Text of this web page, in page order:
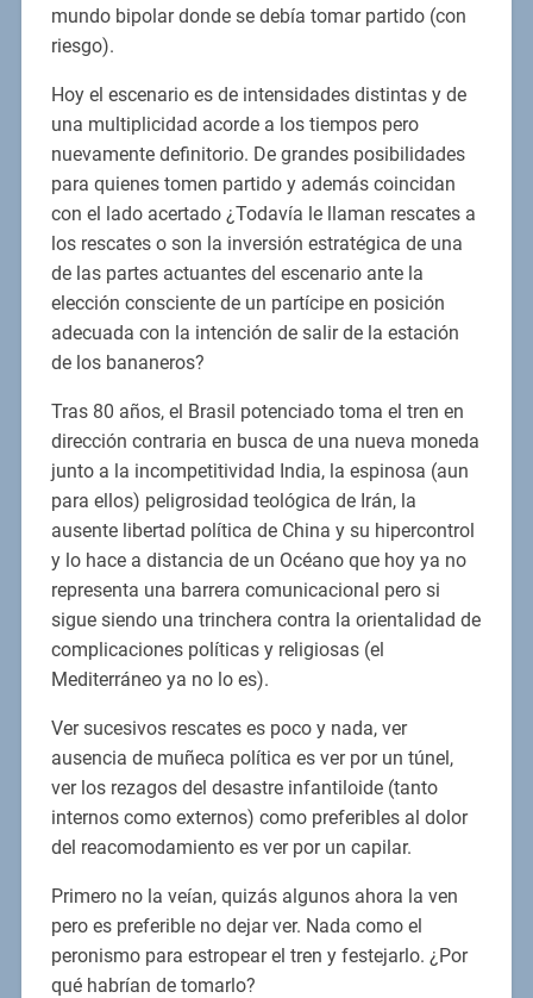
mundo bipolar donde se debía tomar partido (con
riesgo).
Hoy el escenario es de intensidades distintas y de
una multiplicidad acorde a los tiempos pero
nuevamente definitorio. De grandes posibilidades
para quienes tomen partido y además coincidan
con el lado acertado ¿Todavía le llaman rescates a
los rescates o son la inversión estratégica de una
de las partes actuantes del escenario ante la
elección consciente de un partícipe en posición
adecuada con la intención de salir de la estación
de los bananeros?
Tras 80 años, el Brasil potenciado toma el tren en
dirección contraria en busca de una nueva moneda
junto a la incompetitividad India, la espinosa (aun
para ellos) peligrosidad teológica de Irán, la
ausente libertad política de China y su hipercontrol
y lo hace a distancia de un Océano que hoy ya no
representa una barrera comunicacional pero si
sigue siendo una trinchera contra la orientalidad de
complicaciones políticas y religiosas (el
Mediterráneo ya no lo es).
Ver sucesivos rescates es poco y nada, ver
ausencia de muñeca política es ver por un túnel,
ver los rezagos del desastre infantiloide (tanto
internos como externos) como preferibles al dolor
del reacomodamiento es ver por un capilar.
Primero no la veían, quizás algunos ahora la ven
pero es preferible no dejar ver. Nada como el
peronismo para estropear el tren y festejarlo. ¿Por
qué habrían de tomarlo?